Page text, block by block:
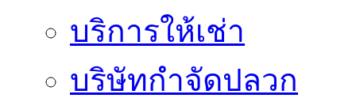
บริการให้เช่า
บริษัทกำจัดปลวก